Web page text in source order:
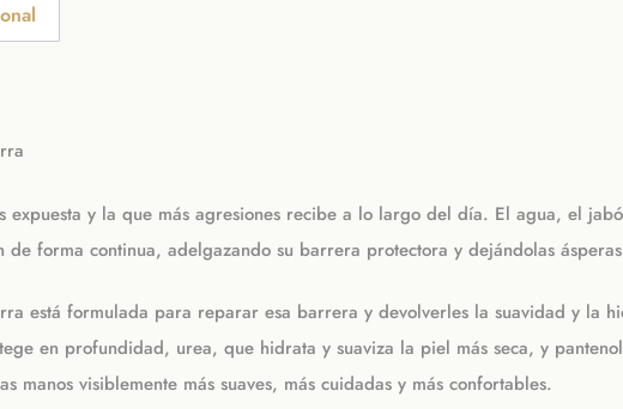
expuesta y la que más agresiones recibe a lo largo del día. El agua, el
forma continua, adelgazando su barrera protectora y dejándolas
está formulada para reparar esa barrera y devolverles la suavidad y la
en profundidad, urea, que hidrata y suaviza la piel más seca, y
manos visiblemente más suaves, más cuidadas y más confortables.